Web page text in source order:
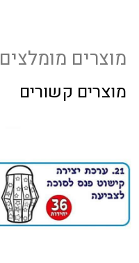
מוצרים מומלצים
מוצרים קשורים